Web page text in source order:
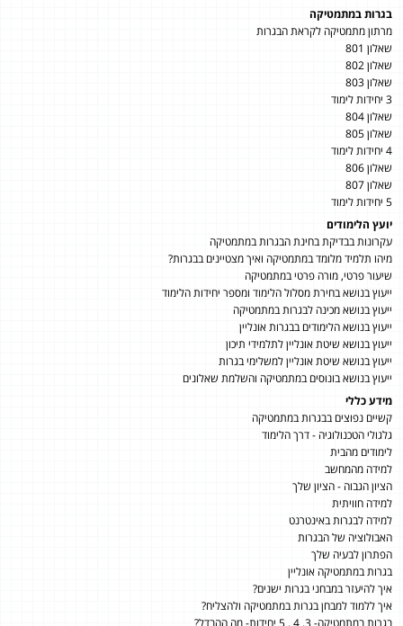
בגרות במתמטיקה
מרתון מתמטיקה לקראת הבגרות
שאלון 801
שאלון 802
שאלון 803
3 יחידות לימוד
שאלון 804
שאלון 805
4 יחידות לימוד
שאלון 806
שאלון 807
5 יחידות לימוד
יועץ הלימודים
עקרונות בבדיקת בחינת הבגרות במתמטיקה
מיהו תלמיד מלומד במתמטיקה ואיך מצטיינים בבגרות?
שיעור פרטי, מורה פרטי במתמטיקה
ייעוץ בנושא בחירת מסלול הלימוד ומספר יחידות הלימוד
ייעוץ בנושא מכינה לבגרות במתמטיקה
ייעוץ בנושא הלימודים בבגרות אונליין
ייעוץ בנושא שיטת אונליין לתלמידי תיכון
ייעוץ בנושא שיטת אונליין למשלימי בגרות
ייעוץ בנושא בונוסים במתמטיקה והשלמת שאלונים
מידע כללי
קשיים נפוצים בבגרות במתמטיקה
גלגולי הטכנולוגיה - דרך הלימוד
לימודים מהבית
למידה מהמחשב
הציון הגבוה - הציון שלך
למידה חוויתית
למידה לבגרות באינטרנט
האבולוציה של הבגרות
הפתרון לבעיה שלך
בגרות במתמטיקה אונליין
איך להיעזר במבחני בגרות ישנים?
איך ללמוד למבחן בגרות במתמטיקה ולהצליח?